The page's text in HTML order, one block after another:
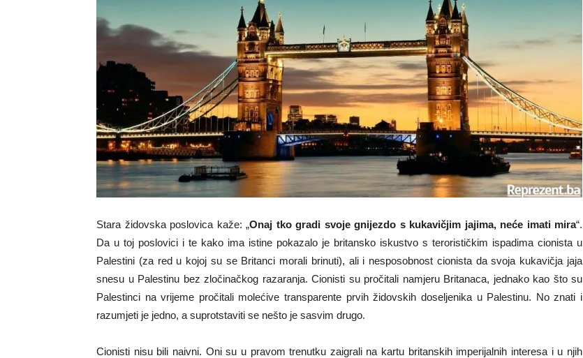
Stara židovska poslovica kaže: „Onaj tko gradi svoje gnijezdo s kukavičjim jajima, neće imati mira“.
Da u toj poslovici i te kako ima istine pokazalo je britansko iskustvo s terorističkim ispadima cionista u
Palestini (za red u kojoj su se Britanci morali brinuti), ali i nesposobnost cionista da svoja kukavičja jaja
snesu u Palestinu bez zločinačkog razaranja. Cionisti su pročitali namjeru Britanaca, jednako kao što su
Palestinci na vrijeme pročitali molećive transparente prvih židovskih doseljenika u Palestinu. No znati i
razumjeti je jedno, a suprotstaviti se nešto je sasvim drugo.
Cionisti nisu bili naivni. Oni su u pravom trenutku zaigrali na kartu britanskih imperijalnih interesa i u njih